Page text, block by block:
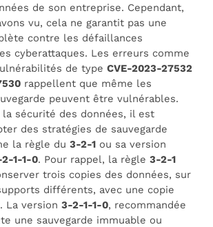
de son entreprise. Cependant,
vu, cela ne garantit pas une
contre les défaillances
cyberattaques. Les erreurs comme
de type CVE-2023-27532
rappellent que même les
peuvent être vulnérables.
la sécurité des données, il est
des stratégies de sauvegarde
la règle du 3-2-1 ou sa version
1-1-0. Pour rappel, la règle 3-2-1
trois copies des données, sur
différents, avec une copie
La version 3-2-1-1-0, recommandée
une sauvegarde immuable ou